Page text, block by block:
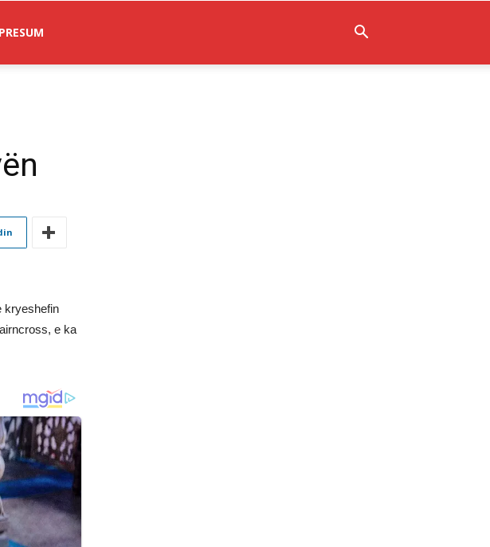
kryeshefin
e ka